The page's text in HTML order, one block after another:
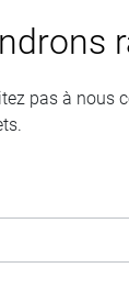
pas à nous